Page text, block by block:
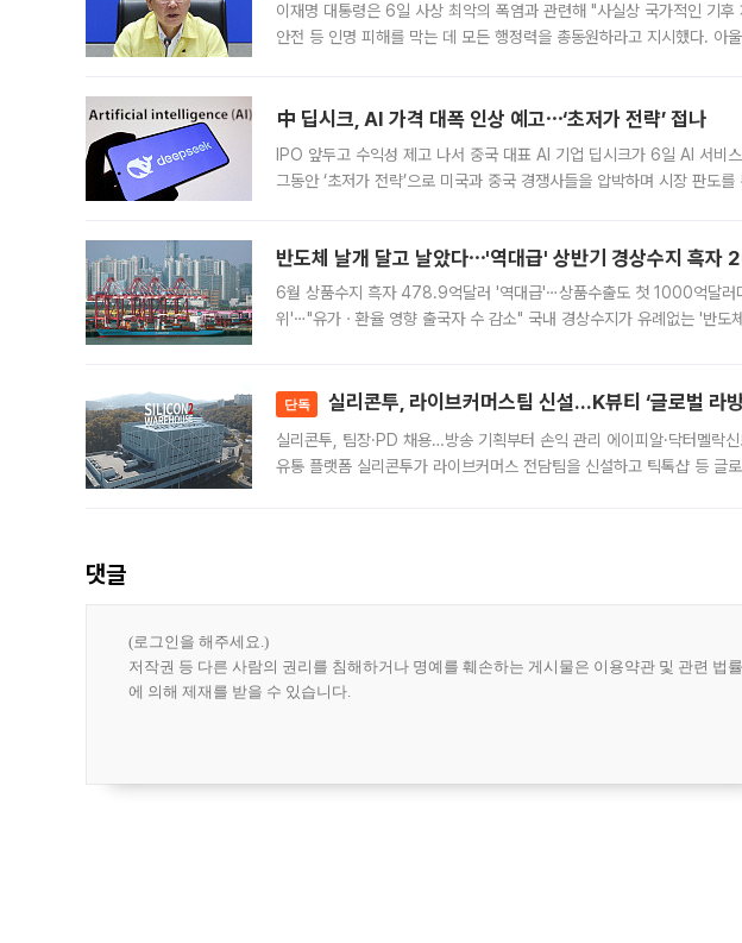
이재명 대통령은 6일 사상 최악의 폭염과 관련해 "사실상 국가적인 기
안전 등 인명 피해를 막는 데 모든 행정력을 총동원하라고 지시했다. 아
中 딥시크, AI 가격 대폭 인상 예고⋯‘초저가 전략’ 접나
IPO 앞두고 수익성 제고 나서 중국 대표 AI 기업 딥시크가 6일 AI 서비
그동안 ‘초저가 전략’으로 미국과 중국 경쟁사들을 압박하며 시장 판도
반도체 날개 달고 날았다⋯'역대급' 상반기 경상수지 흑자
6월 상품수지 흑자 478.9억달러 '역대급'⋯상품수출도 첫 1000억달러
위'⋯"유가ㆍ환율 영향 출국자 수 감소" 국내 경상수지가 유례없는 '반도
단독 실리콘투, 라이브커머스팀 신설…K뷰티 ‘글로벌 라
실리콘투, 팀장·PD 채용…방송 기획부터 손익 관리 에이피알·닥터멜락
유통 플랫폼 실리콘투가 라이브커머스 전담팀을 신설하고 틱톡샵 등 글
댓글